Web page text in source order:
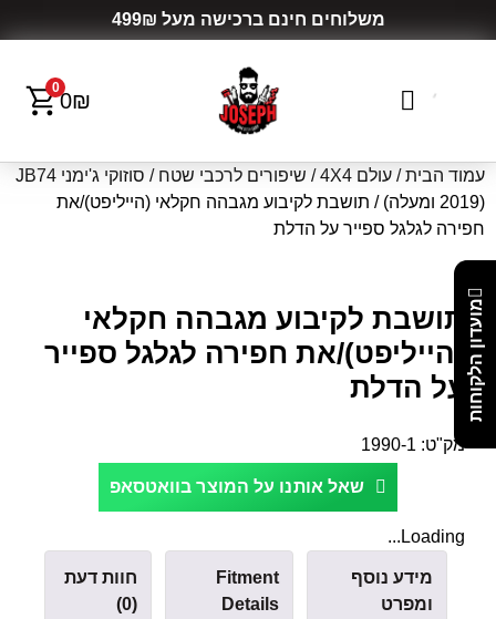
משלוחים חינם ברכישה מעל 499₪
0
0₪
מועדון הלקוחות
עמוד הבית/ עולם 4X4 / שיפורים לרכבי שטח /
סוזוקי ג'ימני JB74
(2019 ומעלה)
/ תושבת לקיבוע מגבהה חקלאי (הייליפט)/את
חפירה לגלגל ספייר על הדלת
תושבת לקיבוע מגבהה חקלאי
(הייליפט)/את חפירה לגלגל ספייר
על הדלת
מק"ט: 1990-1
שאל אותנו על המוצר בוואטסאפ
Loading...
מידע נוסף
ומפרט
Fitment
Details
חוות דעת
(0)